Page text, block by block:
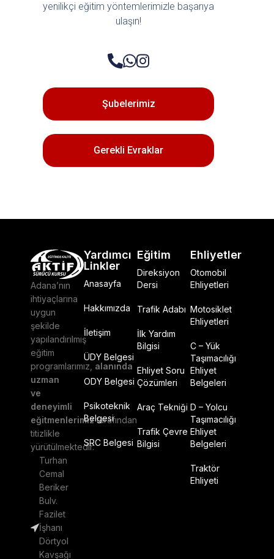
yenilikçi eğitim yöntemlerimizle başarıya
ulaşın!
Şubelerimiz
Gerekli Evraklar
Adana’nın
ihtiyaçlarına
uygun
şekilde
yapılandırılmış
eğitim
programlarımız, alanında
uzman
ve
deneyimli
eğitmenlerimiztarafından
titizlikle
yürütülmektedir.
Turhan
Cemal
Beriker
Bulv.
Fazilet
İşhanı
Dörtyol
Kavşağı
Yardımcı
Linkler
Anasayfa
Hakkımızda
İletişim
ÜDY Belgesi
ODY Belgesi
Psikoteknik
Belgesi
SRC Belgesi
Eğitim
Direksiyon
Dersi
Trafik Adabı
İlk Yardım
Bilgisi
Ehliyet Soru
Çözümleri
Araç Tekniği
Trafik Çevre
Bilgisi
Ehliyetler
Otomobil
Ehliyetleri
Motosiklet
Ehliyetleri
C – Yük
Taşımacılığı
Ehliyet
Belgeleri
D – Yolcu
Taşımacılığı
Ehliyet
Belgeleri
Traktör
Ehliyeti